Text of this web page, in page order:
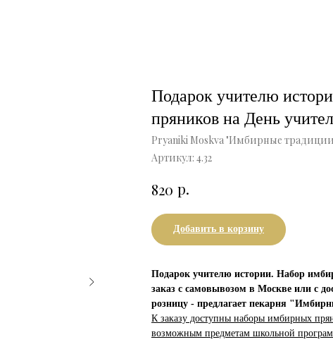
Подарок учителю
пряников на День
Pryaniki Moskva "Имбирные
Артикул: 4.32
820 р.
Добавить в корзину
Подарок учителю истории. Набор
заказ с самовывозом в Москве или с
розницу - предлагает пекарня
К заказу доступны наборы имбирных
возможным предметам школьной